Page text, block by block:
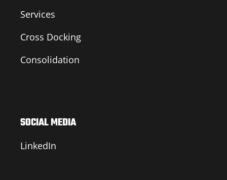
Services
Cross Docking
Consolidation
SOCIAL MEDIA
LinkedIn